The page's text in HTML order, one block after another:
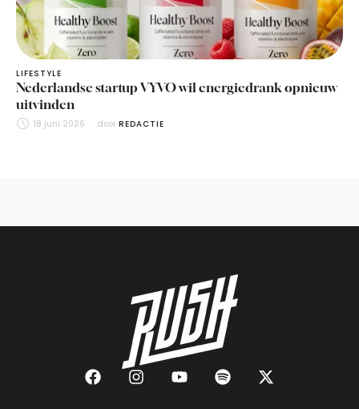
LIFESTYLE
Nederlandse startup VYVO wil energiedrank opnieuw
uitvinden
18 juni 2026 door REDACTIE